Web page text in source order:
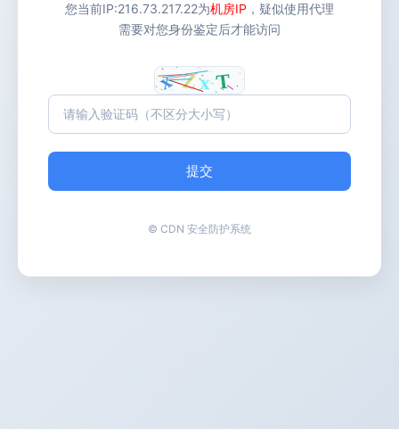
您当前IP:216.73.217.22为机房IP ，疑似使用代理
需要对您身份鉴定后才能访问
提交
© CDN 安全防护系统